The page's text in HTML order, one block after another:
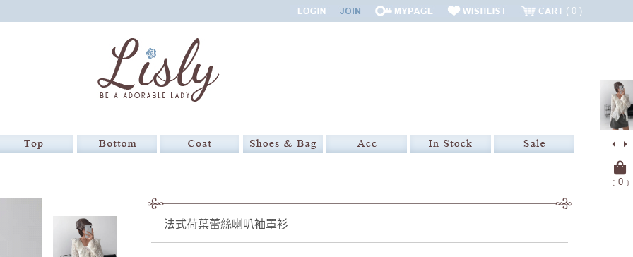
0
﹝ 0﹞
法式荷葉蕾絲喇叭袖罩衫